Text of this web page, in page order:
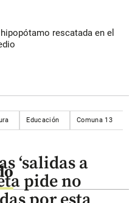
rescatada en el
Educación Comuna 13
‘salidas a
pide no